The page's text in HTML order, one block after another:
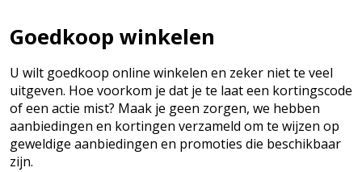
Goedkoop winkelen
U wilt goedkoop online winkelen en zeker niet te veel
uitgeven. Hoe voorkom je dat je te laat een kortingscode
of een actie mist? Maak je geen zorgen, we hebben
aanbiedingen en kortingen verzameld om te wijzen op
geweldige aanbiedingen en promoties die beschikbaar
zijn.